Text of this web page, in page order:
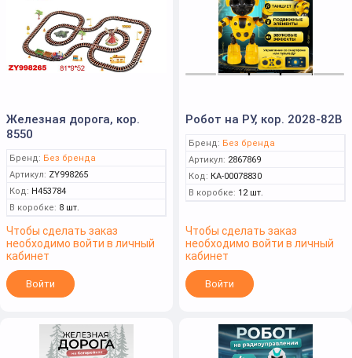
Железная дорога, кор.
8550
Бренд: Без бренда
Артикул: ZY998265
Код: Н453784
В коробке: 8 шт.
Чтобы сделать заказ
необходимо войти в личный
кабинет
Войти
Робот на РУ, кор. 2028-82B
Бренд: Без бренда
Артикул: 2867869
Код: КА-00078830
В коробке: 12 шт.
Чтобы сделать заказ
необходимо войти в личный
кабинет
Войти